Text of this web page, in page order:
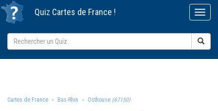
Quiz Cartes de France !
Cartes de France Bas-Rhin Osthouse (67150)